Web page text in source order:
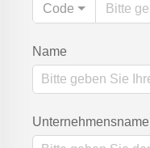
Code
Name
Unternehmensname